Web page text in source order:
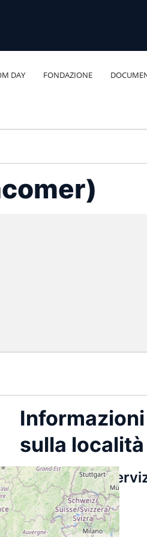
DAY FONDAZIONE
Informazioni
sulla località
Centro di
Culturali
Mappa